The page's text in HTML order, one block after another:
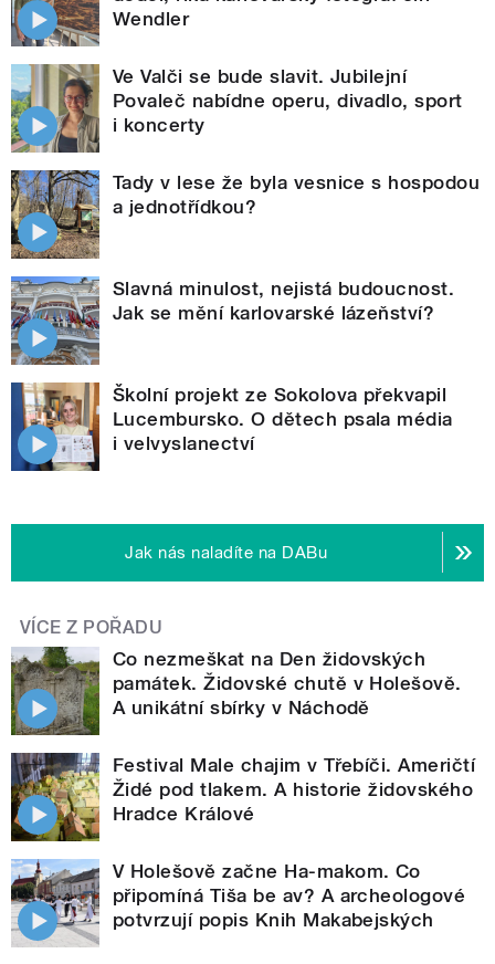
Wendler
Ve Valči se bude slavit. Jubilejní
Povaleč nabídne operu, divadlo, sport
i koncerty
Tady v lese že byla vesnice s hospodou
a jednotřídkou?
Slavná minulost, nejistá budoucnost.
Jak se mění karlovarské lázeňství?
Školní projekt ze Sokolova překvapil
Lucembursko. O dětech psala média
i velvyslanectví
Jak nás naladíte na DABu
VÍCE Z POŘADU
Co nezmeškat na Den židovských
památek. Židovské chutě v Holešově.
A unikátní sbírky v Náchodě
Festival Male chajim v Třebíči. Američtí
Židé pod tlakem. A historie židovského
Hradce Králové
V Holešově začne Ha-makom. Co
připomíná Tiša be av? A archeologové
potvrzují popis Knih Makabejských